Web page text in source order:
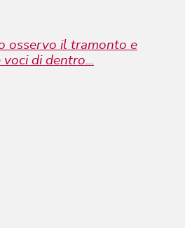
osservo il tramonto e
di dentro...